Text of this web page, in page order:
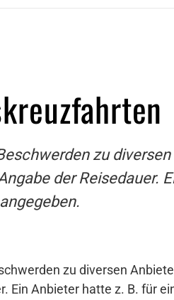
zu
der Reisedauer.
zu diversen
Ein Anbieter hatte z. B. für